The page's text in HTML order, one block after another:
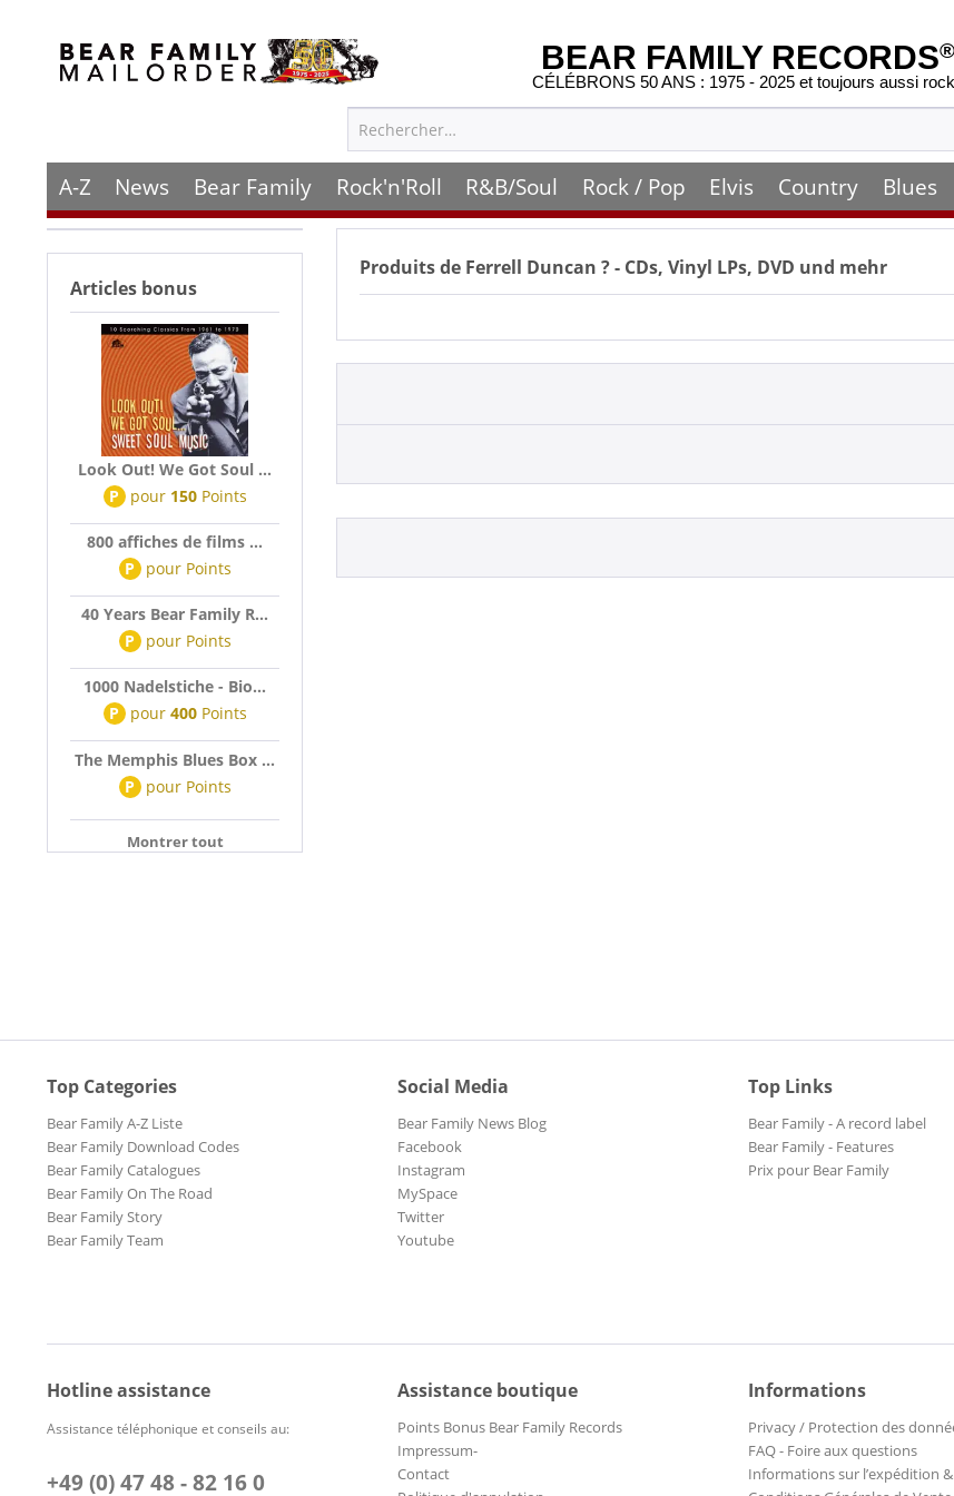
BEAR FAMILY RECORDS®
CÉLÉBRONS 50 ANS : 1975 - 2025 et toujours aussi
A-Z News Bear Family Rock'n'Roll R&B/Soul Rock / Pop Elvis Country Blues
Articles bonus
Look Out! We Got Soul ...
P pour 150Points
800 affiches de films ...
P pour Points
40 Years Bear Family R...
P pour Points
1000 Nadelstiche - Bio...
P pour 400Points
The Memphis Blues Box ...
P pour Points
Montrer tout
Produits de Ferrell Duncan ? - CDs, Vinyl LPs, DVD und mehr
Top Categories
Bear Family A-Z Liste
Bear Family Download Codes
Bear Family Catalogues
Bear Family On The Road
Bear Family Story
Bear Family Team
Social Media
Bear Family News Blog
Facebook
Instagram
MySpace
Twitter
Youtube
Top Links
Bear Family - A record label
Bear Family - Features
Prix pour Bear Family
Hotline assistance
Assistance téléphonique et conseils au:
+49 (0) 47 48 - 82 16 0
Assistance boutique
Points Bonus Bear Family Records
Impressum-
Contact
Informations
Privacy / Protection des
FAQ - Foire aux questions
Informations sur l’expédition